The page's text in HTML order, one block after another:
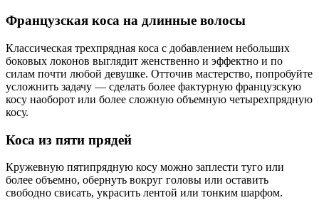
Французская коса на длинные волосы
Классическая трехпрядная коса с добавлением небольших
боковых локонов выглядит женственно и эффектно и по
силам почти любой девушке. Отточив мастерство, попробуйте
усложнить задачу — сделать более фактурную французскую
косу наоборот или более сложную объемную четырехпрядную
косу.
Коса из пяти прядей
Кружевную пятипрядную косу можно заплести туго или
более объемно, обернуть вокруг головы или оставить
свободно свисать, украсить лентой или тонким шарфом.